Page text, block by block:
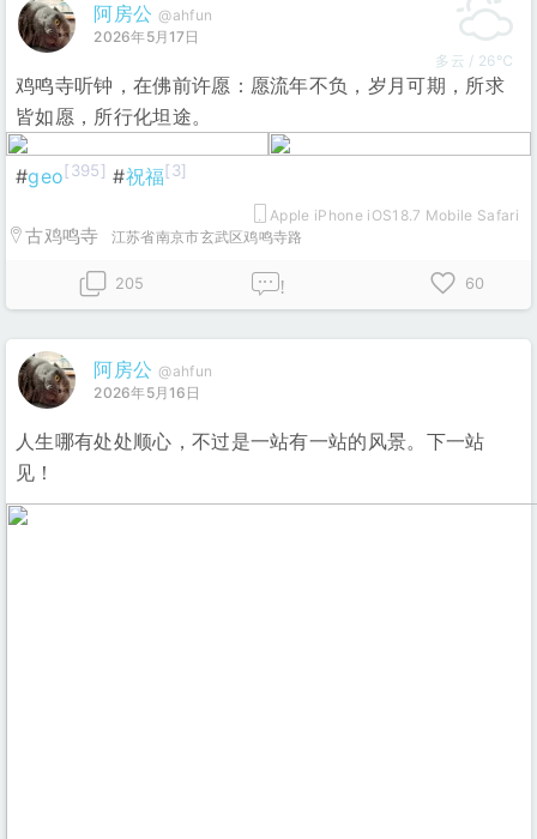
阿房公 @ahfun
2026年5月17日
多云 / 26℃
鸡鸣寺听钟，在佛前许愿：愿流年不负，岁月可期，所求
皆如愿，所行化坦途。
#geo[395] #祝福[3]
Apple iPhone iOS18.7 Mobile Safari
古鸡鸣寺 江苏省南京市玄武区鸡鸣寺路
205 ! 60
阿房公 @ahfun
2026年5月16日
人生哪有处处顺心，不过是一站有一站的风景。下一站
见！